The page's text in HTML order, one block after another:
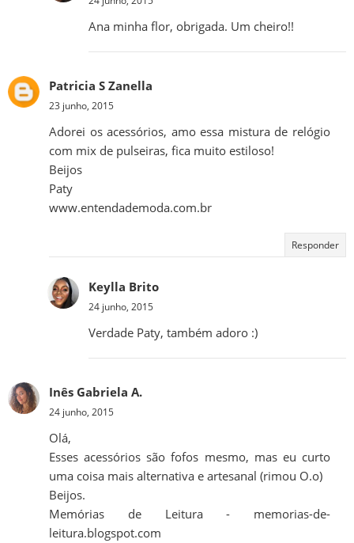
Ana minha flor, obrigada. Um cheiro!!
Patricia S Zanella
23 junho, 2015
Adorei os acessórios, amo essa mistura de relógio
com mix de pulseiras, fica muito estiloso!
Beijos
Paty
www.entendademoda.com.br
Responder
Keylla Brito
24 junho, 2015
Verdade Paty, também adoro :)
Inês Gabriela A.
24 junho, 2015
Olá,
Esses acessórios são fofos mesmo, mas eu curto
uma coisa mais alternativa e artesanal (rimou O.o)
Beijos.
Memórias de Leitura - memorias-de-
leitura.blogspot.com